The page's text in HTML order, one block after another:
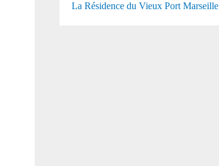
La Résidence du Vieux Port Marseille